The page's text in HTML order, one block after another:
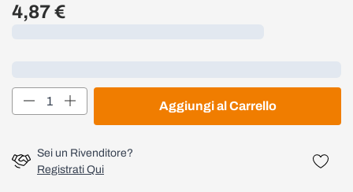
4,87 €
Quantità
Aggiungi al Carrello
Sei un Rivenditore?
Registrati Qui